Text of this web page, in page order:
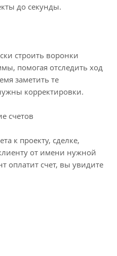
до секунды.
строить воронки
помогая отследить ход
заметить те
корректировки.
счетов
к проекту, сделке,
от имени нужной
оплатит счет, вы увидите